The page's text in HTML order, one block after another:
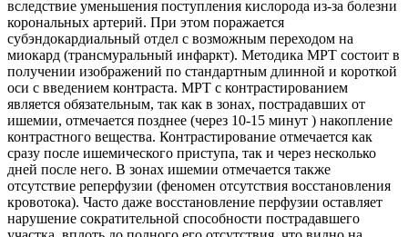
вследствие уменьшения поступления кислорода из-за болезни
корональных артерий. При этом поражается
субэндокардиальный отдел с возможным переходом на
миокард (трансмуральный инфаркт). Методика МРТ состоит в
получении изображений по стандартным длинной и короткой
оси с введением контраста. МРТ с контрастированием
является обязательным, так как в зонах, пострадавших от
ишемии, отмечается позднее (через 10-15 минут ) накопление
контрастного вещества. Контрастирование отмечается как
сразу после ишемического приступа, так и через несколько
дней после него. В зонах ишемии отмечается также
отсутствие реперфузии (феномен отсутствия восстановления
кровотока). Часто даже восстановление перфузии оставляет
нарушение сократительной способности пострадавшего